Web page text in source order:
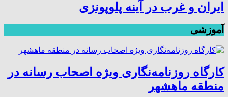
ایران و غرب در آینه پلوپونزی
آموزشی
کارگاه روزنامه‌نگاری ویژه اصحاب رسانه در
منطقه ماهشهر